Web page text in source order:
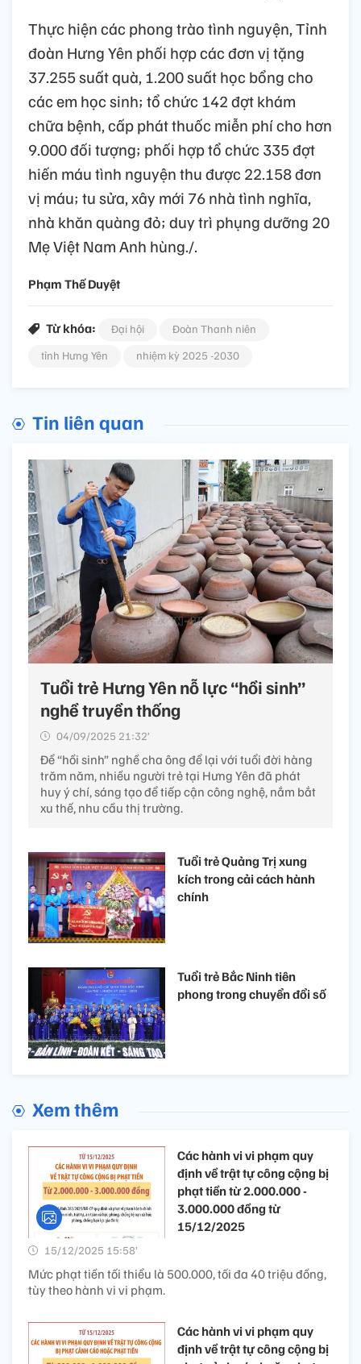
Thực hiện các phong trào tình nguyện, Tỉnh
đoàn Hưng Yên phối hợp các đơn vị tặng
37.255 suất quà, 1.200 suất học bổng cho
các em học sinh; tổ chức 142 đợt khám
chữa bệnh, cấp phát thuốc miễn phí cho hơn
9.000 đối tượng; phối hợp tổ chức 335 đợt
hiến máu tình nguyện thu được 22.158 đơn
vị máu; tu sửa, xây mới 76 nhà tình nghĩa,
nhà khăn quàng đỏ; duy trì phụng dưỡng 20
Mẹ Việt Nam Anh hùng./.
Phạm Thế Duyệt
Từ khóa: Đại hội
Đoàn Thanh niên
tỉnh Hưng Yên
nhiệm kỳ 2025 -2030
Tin liên quan
Tuổi trẻ Hưng Yên nỗ lực “hồi sinh”
nghề truyền thống
04/09/2025 21:32’
Để “hồi sinh” nghề cha ông để lại với tuổi đời hàng
trăm năm, nhiều người trẻ tại Hưng Yên đã phát
huy ý chí, sáng tạo để tiếp cận công nghệ, nắm bắt
xu thế, nhu cầu thị trường.
Tuổi trẻ Quảng Trị xung
kích trong cải cách hành
chính
Tuổi trẻ Bắc Ninh tiên
phong trong chuyển đổi số
Xem thêm
Các hành vi vi phạm quy
định về trật tự công cộng bị
phạt tiền từ 2.000.000 -
3.000.000 đồng từ
15/12/2025
15/12/2025 15:58’
Mức phạt tiền tối thiểu là 500.000, tối đa 40 triệu đồng,
tùy theo hành vi vi phạm.
Các hành vi vi phạm quy
định về trật tự công cộng bị